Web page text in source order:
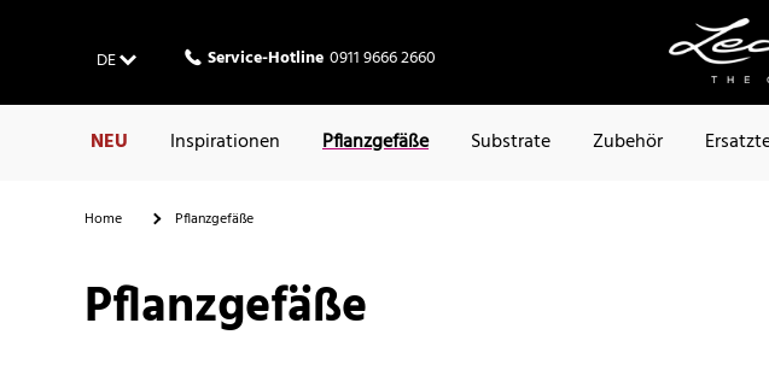
DE Service-Hotline 0911 9666 2660
NEU Inspirationen Pflanzgefäße Substrate Zubehör
Home Pflanzgefäße
Pflanzgefäße